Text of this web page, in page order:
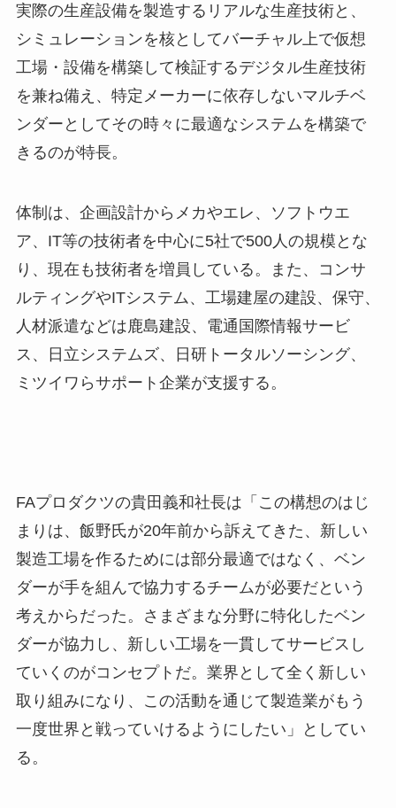
実際の生産設備を製造するリアルな生産技術と、
シミュレーションを核としてバーチャル上で仮想
工場・設備を構築して検証するデジタル生産技術
を兼ね備え、特定メーカーに依存しないマルチベ
ンダーとしてその時々に最適なシステムを構築で
きるのが特長。
体制は、企画設計からメカやエレ、ソフトウエ
ア、IT等の技術者を中心に5社で500人の規模とな
り、現在も技術者を増員している。また、コンサ
ルティングやITシステム、工場建屋の建設、保守、
人材派遣などは鹿島建設、電通国際情報サービ
ス、日立システムズ、日研トータルソーシング、
ミツイワらサポート企業が支援する。
FAプロダクツの貴田義和社長は「この構想のはじ
まりは、飯野氏が20年前から訴えてきた、新しい
製造工場を作るためには部分最適ではなく、ベン
ダーが手を組んで協力するチームが必要だという
考えからだった。さまざまな分野に特化したベン
ダーが協力し、新しい工場を一貫してサービスし
ていくのがコンセプトだ。業界として全く新しい
取り組みになり、この活動を通じて製造業がもう
一度世界と戦っていけるようにしたい」としてい
る。